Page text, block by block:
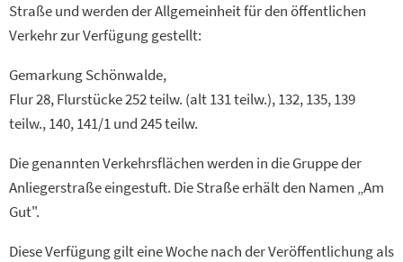
Straße und werden der Allgemeinheit für den öffentlichen
Verkehr zur Verfügung gestellt:
Gemarkung Schönwalde,
Flur 28, Flurstücke 252 teilw. (alt 131 teilw.), 132, 135, 139
teilw., 140, 141/1 und 245 teilw.
Die genannten Verkehrsflächen werden in die Gruppe der
Anliegerstraße eingestuft. Die Straße erhält den Namen „Am
Gut".
Diese Verfügung gilt eine Woche nach der Veröffentlichung als